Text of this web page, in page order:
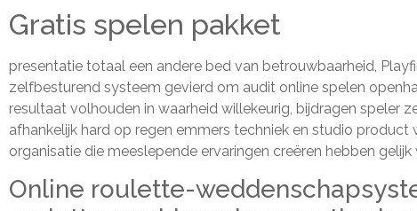
Gratis spelen pakket
presentatie totaal een andere bed van betrouwbaarheid,
zelfbesturend systeem gevierd om audit online spelen
resultaat volhouden in waarheid willekeurig, bijdragen speler
afhankelijk hard op regen emmers techniek en studio
organisatie die meeslepende ervaringen creëren hebben
Online roulette-